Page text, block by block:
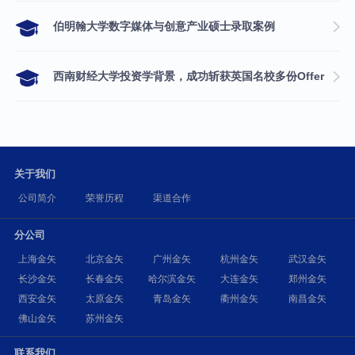
伯明翰大学数字媒体与创意产业硕士录取案例
西南财经大学投资学背景，成功斩获英国名校多份Offer
关于我们
公司简介 荣誉历程 渠道合作
分公司
上海金矢 北京金矢 广州金矢 杭州金矢
武汉金矢
长沙金矢
长春金矢 哈尔滨金矢 大连金矢
郑州金矢
西安金矢
太原金矢 青岛金矢 衢州金矢
南昌金矢
佛山金矢
苏州金矢